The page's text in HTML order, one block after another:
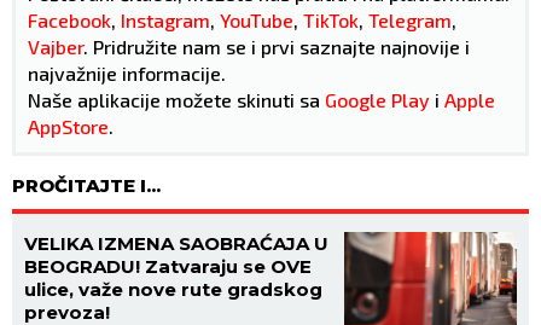
Facebook Instagram YouTube TikTok Telegram
Vajber. Pridružite nam se i prvi saznajte najnovije i
najvažnije informacije.
Naše aplikacije možete skinuti sa Google Play i Apple
AppStore
PROČITAJTE I...
VELIKA IZMENA SAOBRAĆAJA U
BEOGRADU! Zatvaraju se OVE
ulice, važe nove rute gradskog
prevoza!